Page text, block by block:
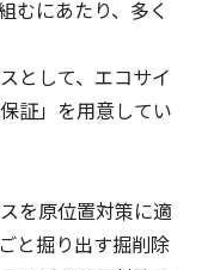
むにあたり、多く
として、エコサイ
証」を用意してい
を原位置対策に適
と掘り出す掘削除